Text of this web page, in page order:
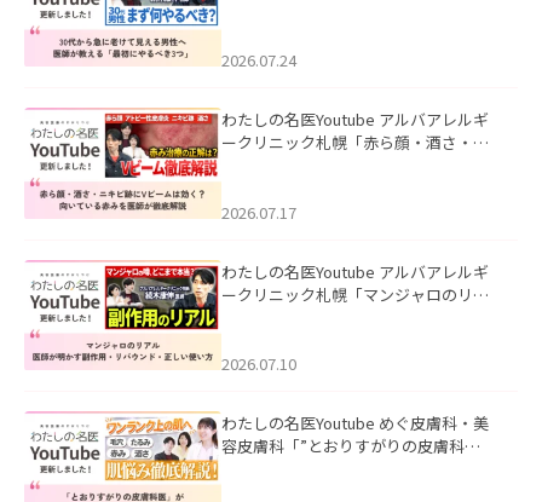
た。
2026.07.24
わたしの名医Youtube アルバアレルギ
ークリニック札幌「赤ら顔・酒さ・ニ
した。
2026.07.17
わたしの名医Youtube アルバアレルギ
ークリニック札幌「マンジャロのリア
た。
2026.07.10
わたしの名医Youtube めぐ皮膚科・美
容皮膚科「”とおりすがりの皮膚科